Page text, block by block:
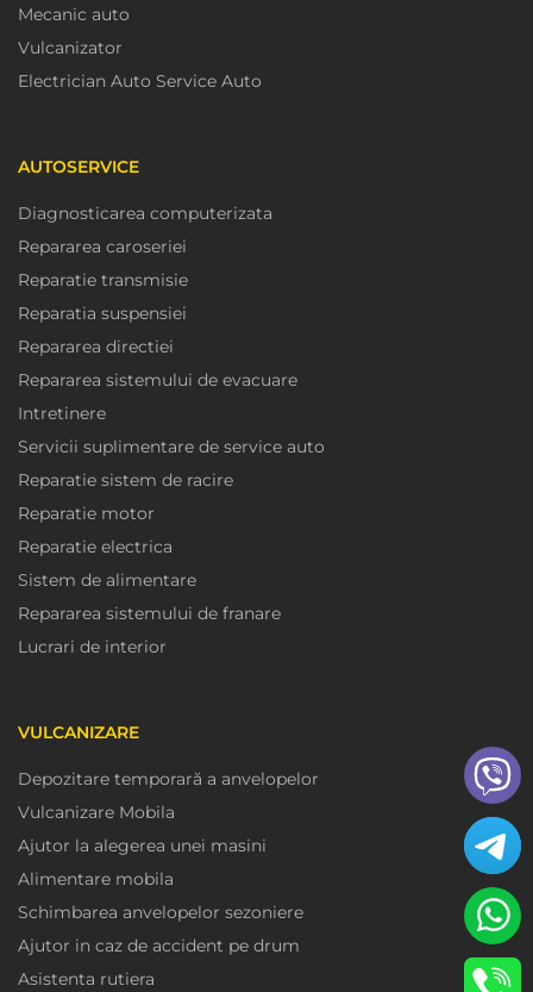
Mecanic auto
Vulcanizator
Electrician Auto Service Auto
AUTOSERVICE
Diagnosticarea computerizata
Repararea caroseriei
Reparatie transmisie
Reparatia suspensiei
Repararea directiei
Repararea sistemului de evacuare
Intretinere
Servicii suplimentare de service auto
Reparatie sistem de racire
Reparatie motor
Reparatie electrica
Sistem de alimentare
Repararea sistemului de franare
Lucrari de interior
VULCANIZARE
Depozitare temporară a anvelopelor
Vulcanizare Mobila
Ajutor la alegerea unei masini
Alimentare mobila
Schimbarea anvelopelor sezoniere
Ajutor in caz de accident pe drum
Asistenta rutiera